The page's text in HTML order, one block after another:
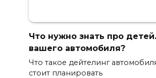
Что нужно знать про
вашего автомобиля?
Что такое дейтелинг
стоит планировать